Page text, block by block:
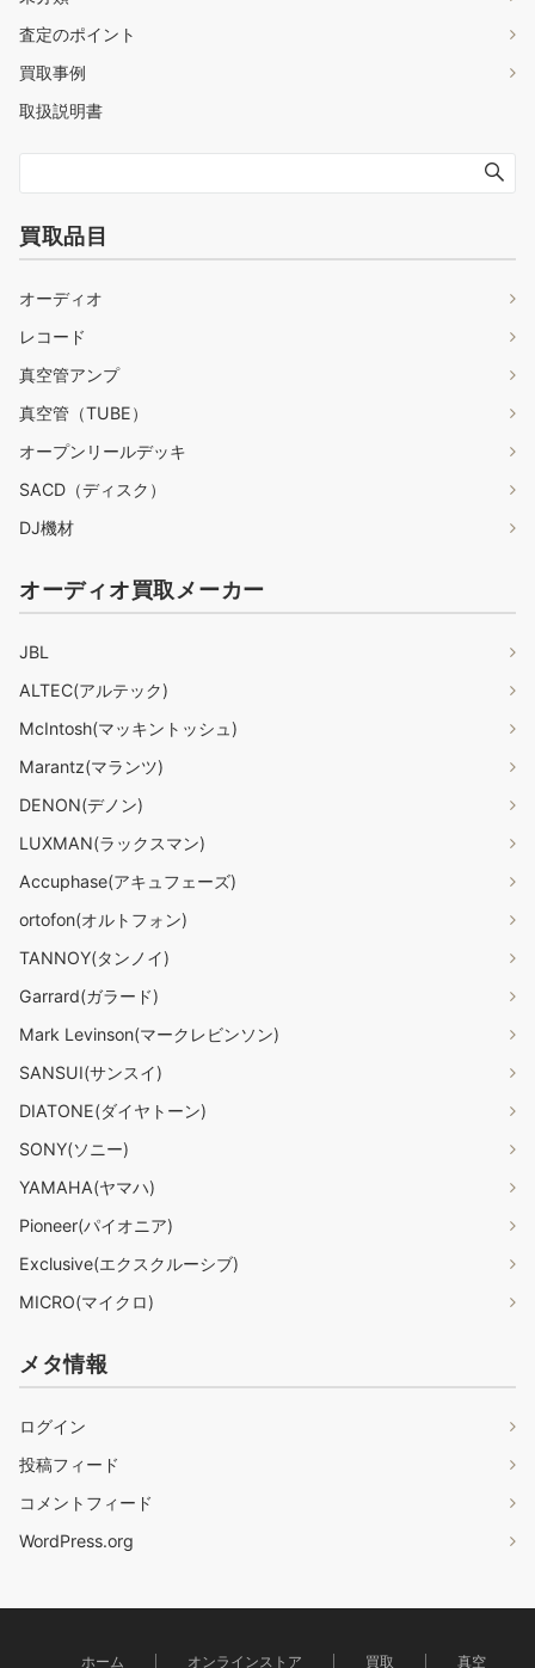
査定のポイント
買取事例
取扱説明書
買取品目
オーディオ
レコード
真空管アンプ
真空管（TUBE）
オープンリールデッキ
SACD（ディスク）
DJ機材
オーディオ買取メーカー
JBL
ALTEC(アルテック)
McIntosh(マッキントッシュ)
Marantz(マランツ)
DENON(デノン)
LUXMAN(ラックスマン)
Accuphase(アキュフェーズ)
ortofon(オルトフォン)
TANNOY(タンノイ)
Garrard(ガラード)
Mark Levinson(マークレビンソン)
SANSUI(サンスイ)
DIATONE(ダイヤトーン)
SONY(ソニー)
YAMAHA(ヤマハ)
Pioneer(パイオニア)
Exclusive(エクスクルーシブ)
MICRO(マイクロ)
メタ情報
ログイン
投稿フィード
コメントフィード
WordPress.org
ホーム オンラインストア 買取 真空